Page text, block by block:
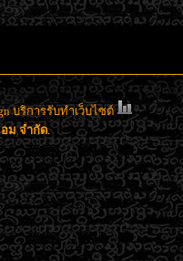
บริการรับทำเว็บไซต์
ม จำกัด.